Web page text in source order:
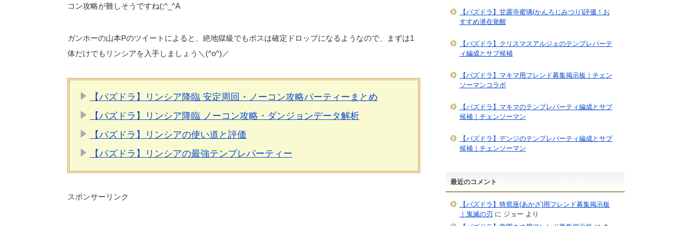
コン攻略が難しそうですね(;^_^A
ガンホーの山本Pのツイートによると、絶地獄級でもボスは確定ドロップになるようなので、まずは1
体だけでもリンシアを入手しましょう＼(^o^)／
【パズドラ】リンシア降臨 安定周回・ノーコン攻略パーティーまとめ
【パズドラ】リンシア降臨 ノーコン攻略・ダンジョンデータ解析
【パズドラ】リンシアの使い道と評価
【パズドラ】リンシアの最強テンプレパーティー
スポンサーリンク
【パズドラ】甘露寺蜜璃(かんろじみつり)評価！お
すすめ潜在覚醒
【パズドラ】クリスマスアルジェのテンプレパーテ
ィ編成とサブ候補
【パズドラ】マキマ用フレンド募集掲示板｜チェン
ソーマンコラボ
【パズドラ】マキマのテンプレパーティ編成とサブ
候補｜チェンソーマン
【パズドラ】デンジのテンプレパーティ編成とサブ
候補｜チェンソーマン
最近のコメント
【パズドラ】猗窩座(あかざ)用フレンド募集掲示板
｜鬼滅の刃 に ジョー より